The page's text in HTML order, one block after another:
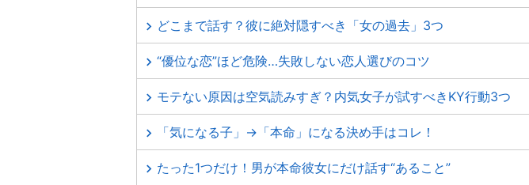
どこまで話す？彼に絶対隠すべき「女の過去」3つ
“優位な恋”ほど危険…失敗しない恋人選びのコツ
モテない原因は空気読みすぎ？内気女子が試すべきKY行動3つ
「気になる子」→「本命」になる決め手はコレ！
たった1つだけ！男が本命彼女にだけ話す“あること”